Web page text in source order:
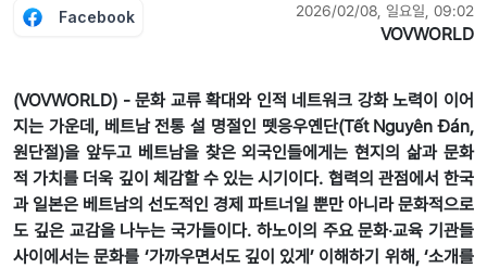
Facebook 2026/02/08, 일요일, 09:02
VOVWORLD
(VOVWORLD) - 문화 교류 확대와 인적 네트워크 강화 노력이 이어
지는 가운데, 베트남 전통 설 명절인 뗏응우옌단(Tết Nguyên Đán,
원단절)을 앞두고 베트남을 찾은 외국인들에게는 현지의 삶과 문화
적 가치를 더욱 깊이 체감할 수 있는 시기이다. 협력의 관점에서 한국
과 일본은 베트남의 선도적인 경제 파트너일 뿐만 아니라 문화적으로
도 깊은 교감을 나누는 국가들이다. 하노이의 주요 문화‧교육 기관들
사이에서는 문화를 ‘가까우면서도 깊이 있게’ 이해하기 위해, ‘소개를